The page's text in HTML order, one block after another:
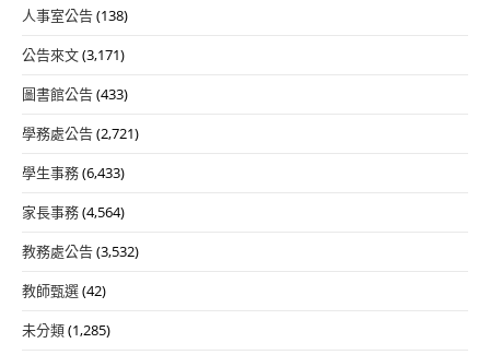
人事室公告(138)
公告來文(3,171)
圖書館公告(433)
學務處公告(2,721)
學生事務(6,433)
家長事務(4,564)
教務處公告(3,532)
教師甄選(42)
未分類(1,285)